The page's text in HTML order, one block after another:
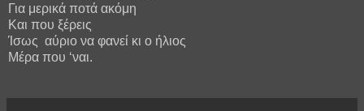
Για μερικά ποτά ακόμη
Και που ξέρεις
Ίσως αύριο να φανεί κι ο ήλιος
Μέρα που ‘ναι.